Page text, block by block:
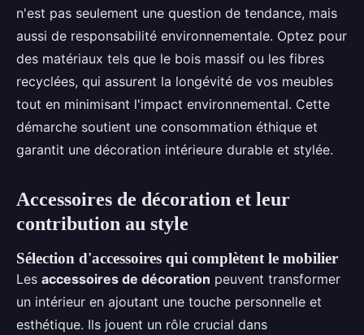
n'est pas seulement une question de tendance, mais
aussi de responsabilité environnementale. Optez pour
des matériaux tels que le bois massif ou les fibres
recyclées, qui assurent la longévité de vos meubles
tout en minimisant l'impact environnemental. Cette
démarche soutient une consommation éthique et
garantit une décoration intérieure durable et stylée.
Accessoires de décoration et leur
contribution au style
Sélection d'accessoires qui complètent le mobilier
Les accessoires de décoration peuvent transformer
un intérieur en ajoutant une touche personnelle et
esthétique. Ils jouent un rôle crucial dans